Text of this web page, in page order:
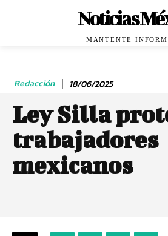
Noticias
MANTENTE
Redacción 18/06/2025
Ley Silla
trabajadores
mexicanos